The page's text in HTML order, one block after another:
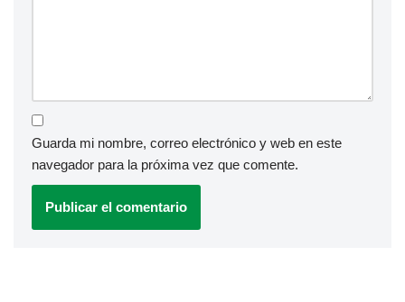
Guarda mi nombre, correo electrónico y web en este
navegador para la próxima vez que comente.